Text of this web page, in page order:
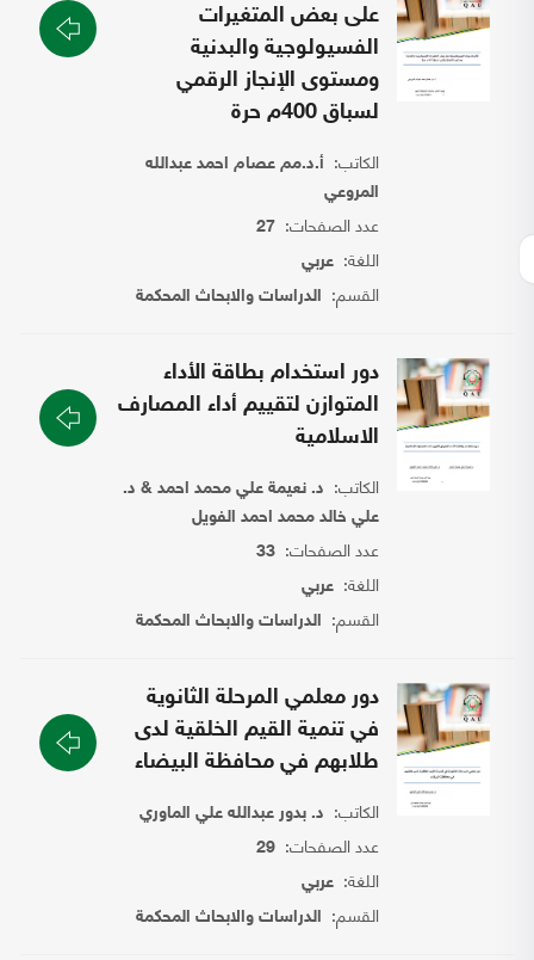
على بعض المتغيرات
الفسيولوجية والبدنية
ومستوى الإنجاز الرقمي
لسباق 400م حرة
الكاتب: أ.د.مم عصام احمد عبدالله
المروعي
عدد الصفحات:27
اللغة:عربي
القسم: الدراسات والابحاث المحكمة
دور استخدام بطاقة الأداء
المتوازن لتقييم أداء المصارف
الاسلامية
الكاتب: د. نعيمة علي محمد احمد & د.
علي خالد محمد احمد الفويل
عدد الصفحات:33
اللغة:عربي
القسم: الدراسات والابحاث المحكمة
دور معلمي المرحلة الثانوية
في تنمية القيم الخلقية لدى
طلابهم في محافظة البيضاء
الكاتب: د. بدور عبدالله علي الماوري
عدد الصفحات:29
اللغة:عربي
القسم: الدراسات والابحاث المحكمة